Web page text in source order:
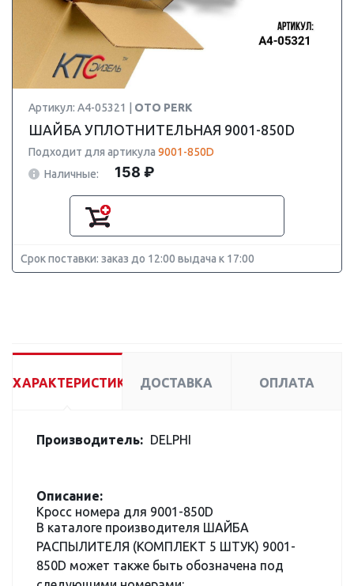
Артикул: A4-05321 | OTO PERK
ШАЙБА УПЛОТНИТЕЛЬНАЯ 9001-850D
Подходит для артикула 9001-850D
Наличные:
158 ₽
Срок поставки: заказ до 12:00 выдача к 17:00
ХАРАКТЕРИСТИКИ ДОСТАВКА ОПЛАТА
Производитель: DELPHI
Описание:
Кросс номера для 9001-850D
В каталоге производителя ШАЙБА
РАСПЫЛИТЕЛЯ (КОМПЛЕКТ 5 ШТУК) 9001-
850D может также быть обозначена под